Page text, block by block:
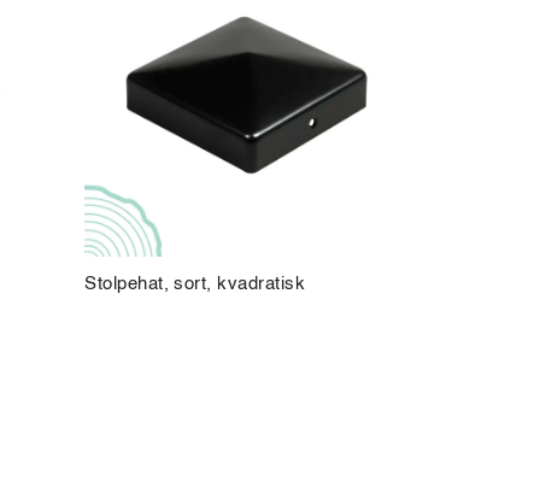
Stolpehat, sort, kvadratisk